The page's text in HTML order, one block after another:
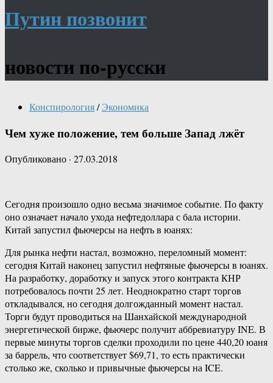
Путин позвонит
новости по-русски
Конспирология/ Экономика
Чем хуже положение, тем больше Запад лжёт
Опубликовано · 27.03.2018
Сегодня произошло одно весьма значимое событие. По факту
оно означает начало ухода нефтедоллара с бала истории.
Китай запустил фьючерсы на нефть в юанях:
Для рынка нефти настал, возможно, переломный момент:
сегодня Китай наконец запустил нефтяные фьючерсы в юанях.
На разработку, доработку и запуск этого контракта КНР
потребовалось почти 25 лет. Неоднократно старт торгов
откладывался, но сегодня долгожданный момент настал.
Торги будут проводиться на Шанхайской международной
энергетической бирже, фьючерс получит аббревиатуру INE. В
первые минуты торгов сделки проходили по цене 440,20 юаня
за баррель, что соответствует $69,71, то есть практически
столько же, сколько и привычные фьючерсы на ICE.